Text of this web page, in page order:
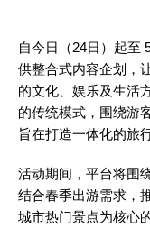
自今日（24日）起至
供整合式内容企划，
的文化、娱乐及生活
的传统模式，围绕游
旨在打造一体化的旅
活动期间，平台将围
结合春季出游需求，
城市热门景点为核心